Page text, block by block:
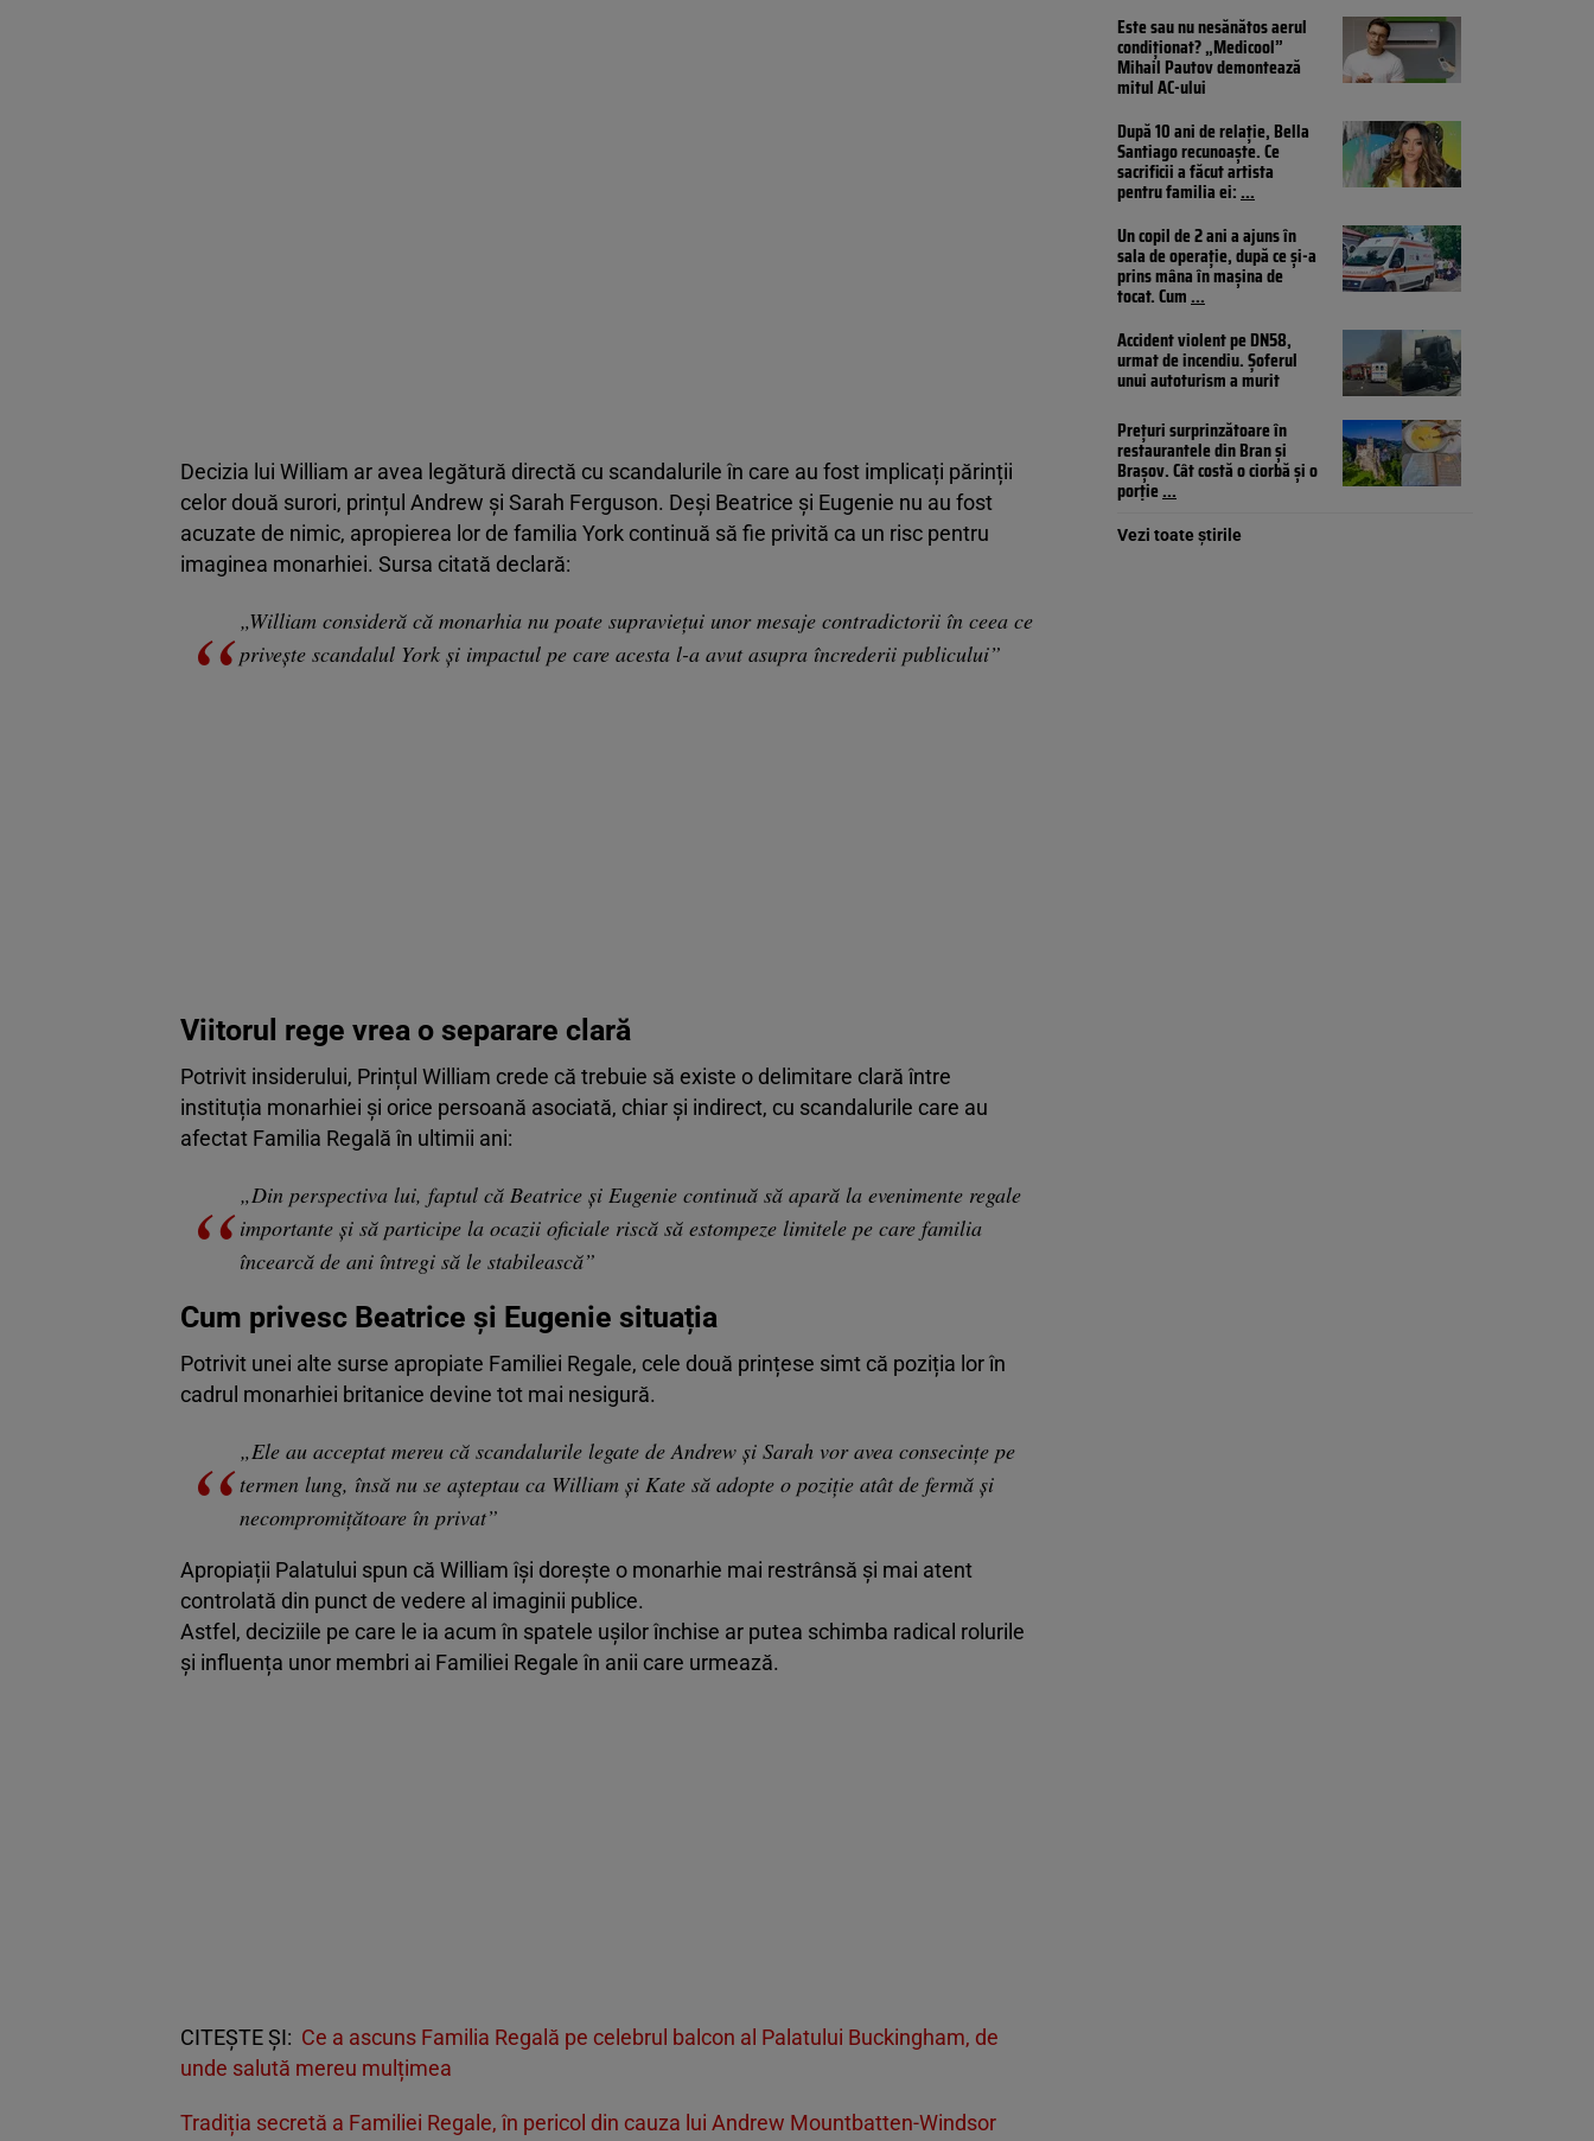
Decizia lui William ar avea legătură directă cu scandalurile în care au fost implicați părinții
celor două surori, prințul Andrew și Sarah Ferguson. Deși Beatrice și Eugenie nu au fost
acuzate de nimic, apropierea lor de familia York continuă să fie privită ca un risc pentru
imaginea monarhiei. Sursa citată declară:
„William consideră că monarhia nu poate supraviețui unor mesaje contradictorii în ceea ce
privește scandalul York și impactul pe care acesta l-a avut asupra încrederii publicului”
Viitorul rege vrea o separare clară
Potrivit insiderului, Prințul William crede că trebuie să existe o delimitare clară între
instituția monarhiei și orice persoană asociată, chiar și indirect, cu scandalurile care au
afectat Familia Regală în ultimii ani:
„Din perspectiva lui, faptul că Beatrice și Eugenie continuă să apară la evenimente regale
importante și să participe la ocazii oficiale riscă să estompeze limitele pe care familia
încearcă de ani întregi să le stabilească”
Cum privesc Beatrice și Eugenie situația
Potrivit unei alte surse apropiate Familiei Regale, cele două prințese simt că poziția lor în
cadrul monarhiei britanice devine tot mai nesigură.
„Ele au acceptat mereu că scandalurile legate de Andrew și Sarah vor avea consecințe pe
termen lung, însă nu se așteptau ca William și Kate să adopte o poziție atât de fermă și
necompromițătoare în privat”
Apropiații Palatului spun că William își dorește o monarhie mai restrânsă și mai atent
controlată din punct de vedere al imaginii publice.
Astfel, deciziile pe care le ia acum în spatele ușilor închise ar putea schimba radical rolurile
și influența unor membri ai Familiei Regale în anii care urmează.
CITEȘTE ȘI: Ce a ascuns Familia Regală pe celebrul balcon al Palatului Buckingham, de
unde salută mereu mulțimea
Tradiția secretă a Familiei Regale, în pericol din cauza lui Andrew Mountbatten-Windsor
Este sau nu nesănătos aerul
condiționat? „Medicool”
Mihail Pautov demontează
mitul AC-ului
După 10 ani de relație, Bella
Santiago recunoaște. Ce
sacrificii a făcut artista
pentru familia ei:...
Un copil de 2 ani a ajuns în
sala de operație, după ce și-a
prins mâna în mașina de
tocat. Cum...
Accident violent pe DN58,
urmat de incendiu. Șoferul
unui autoturism a murit
Prețuri surprinzătoare în
restaurantele din Bran și
Brașov. Cât costă o ciorbă și o
porție...
Vezi toate știrile